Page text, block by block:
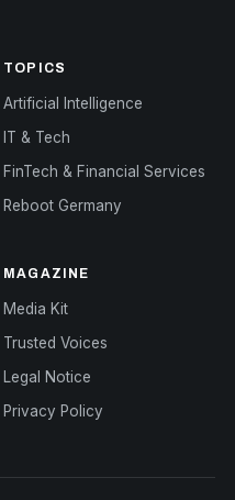
TOPICS
Artificial Intelligence
IT & Tech
FinTech & Financial Services
Reboot Germany
MAGAZINE
Media Kit
Trusted Voices
Legal Notice
Privacy Policy